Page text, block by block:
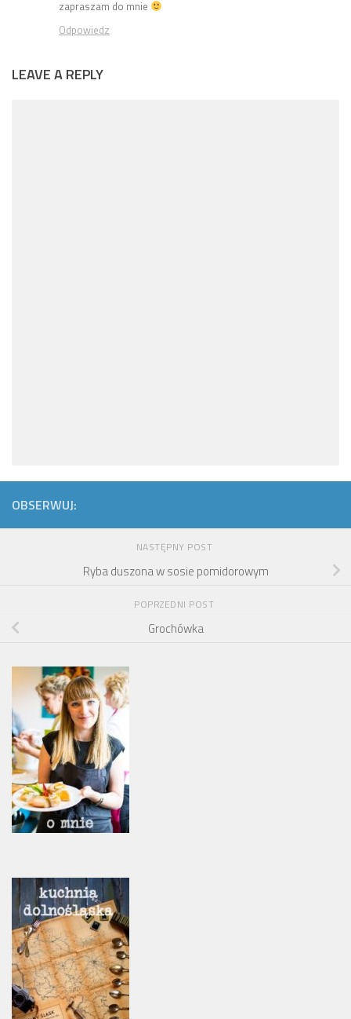
zapraszam do mnie
Odpowiedz
LEAVE A REPLY
OBSERWUJ:
NASTĘPNY POST
Ryba duszona w sosie pomidorowym
POPRZEDNI POST
Grochówka